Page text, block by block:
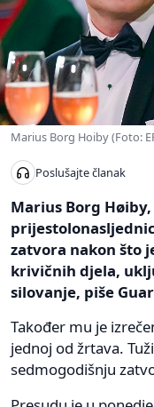
Marius Borg Hoiby (Foto:
Poslušajte članak
Marius Borg
zatvora nakon što
krivičnih djela,
silovanje, piše
Također mu je
jednoj od žrtava.
sedmogodišnju